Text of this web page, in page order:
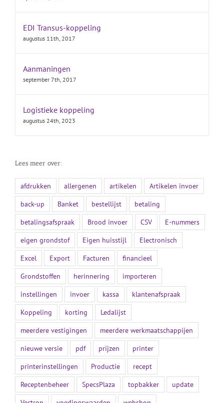
EDI Transus-koppeling
augustus 11th, 2017
Aanmaningen
september 7th, 2017
Logistieke koppeling
augustus 24th, 2023
Lees meer over:
afdrukken allergenen artikelen
Artikelen invoer
back-up
Banket bestellijst
betaling
betalingsafspraak
Brood invoer CSV
E-nummers
eigen grondstof
Eigen huisstijl
Electronisch
Excel
Export Facturen
financieel
Grondstoffen
herinnering
importeren
instellingen
invoer kassa
klantenafspraak
Koppeling
korting
Ledalijst
meerdere vestigingen
meerdere werkmaatschappijen
nieuwe versie
pdf prijzen
printer
printerinstellingen
Productie
recept
Receptenbeheer
SpecsPlaza topbakker
update